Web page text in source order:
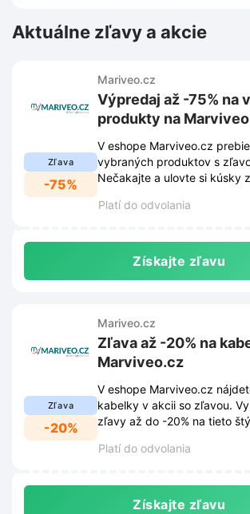
Aktuálne zľavy a akcie
Zľava
-75%
Mariveo.cz
Výpredaj až -75% na
produkty na
V eshope Marviveo.cz
vybraných produktov s
Nečakajte a ulovte si kúsky
Platí do odvolania
Získajte zľavu
Zľava
-20%
Mariveo.cz
Zľava až -20% na
Marviveo.cz
V eshope Marviveo.cz
kabelky v akcii so zľavou.
zľavy až do -20% na tieto
Platí do odvolania
Získajte zľavu